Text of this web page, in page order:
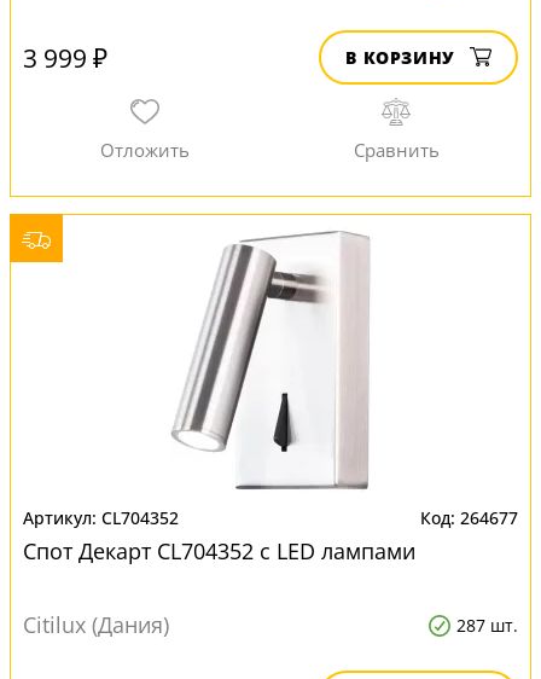
3 999 ₽ В КОРЗИНУ
CL704352 264677
Спот Декарт CL704352 с LED лампами
Citilux (Дания) 287 шт.